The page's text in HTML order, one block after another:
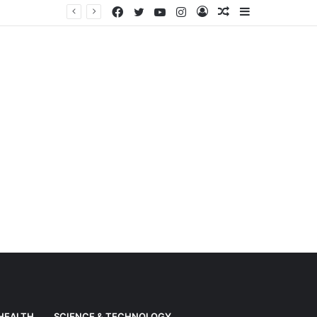
Random
Log
Instagram
YouTube
Twitter
Facebook